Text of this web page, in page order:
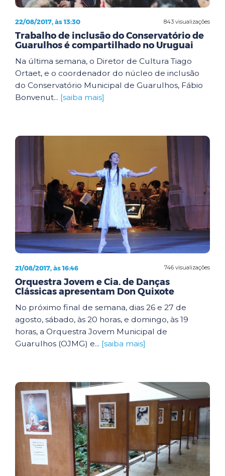
843 visualizações
22/08/2017, às 13:30
Trabalho de inclusão do Conservatório de
Guarulhos é compartilhado no Uruguai
Na última semana, o Diretor de Cultura Tiago
Ortaet, e o coordenador do núcleo de inclusão
do Conservatório Municipal de Guarulhos, Fábio
Bonvenut... [saiba mais]
746 visualizações
21/08/2017, às 16:46
Orquestra Jovem e Cia. de Danças
Clássicas apresentam Don Quixote
No próximo final de semana, dias 26 e 27 de
agosto, sábado, às 20 horas, e domingo, às 19
horas, a Orquestra Jovem Municipal de
Guarulhos (OJMG) e... [saiba mais]